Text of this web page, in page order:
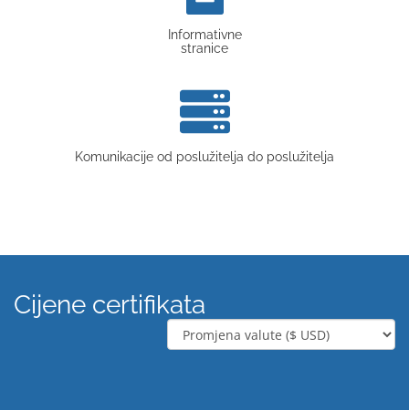
Informativne
stranice
Komunikacije od poslužitelja do poslužitelja
Cijene certifikata